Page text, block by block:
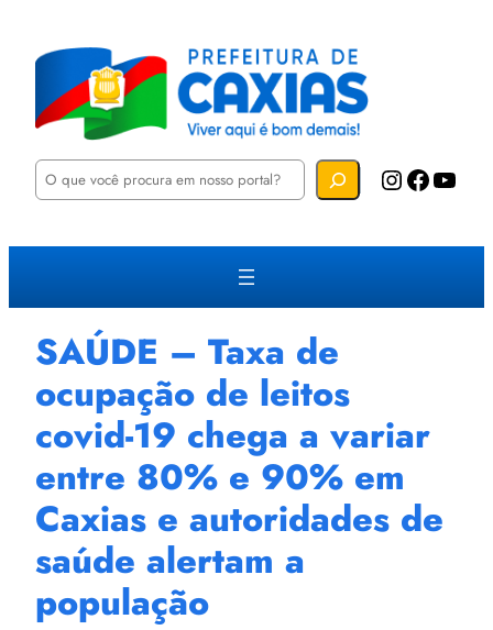
P
u
a
Instagram Facebook YouTube
SAÚDE – Taxa de
ocupação de leitos
covid-19 chega a variar
entre 80% e 90% em
Caxias e autoridades de
saúde alertam a
população